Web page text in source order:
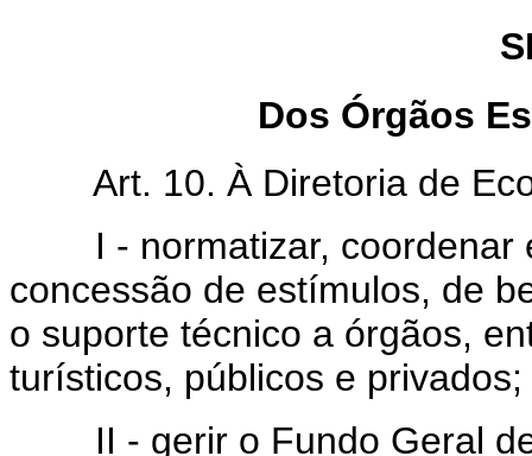
Dos Órgãos
Art. 10. À Diretoria de
I - normatizar, coordenar e
concessão de estímulos, de
o suporte técnico a órgãos,
turísticos, públicos e privados;
II - gerir o Fundo Geral de